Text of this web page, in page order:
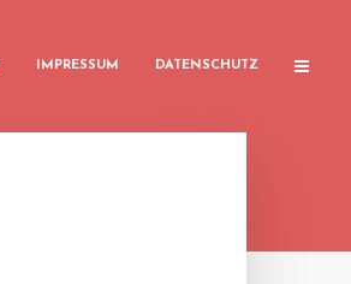
IMPRESSUM DATENSCHUTZ